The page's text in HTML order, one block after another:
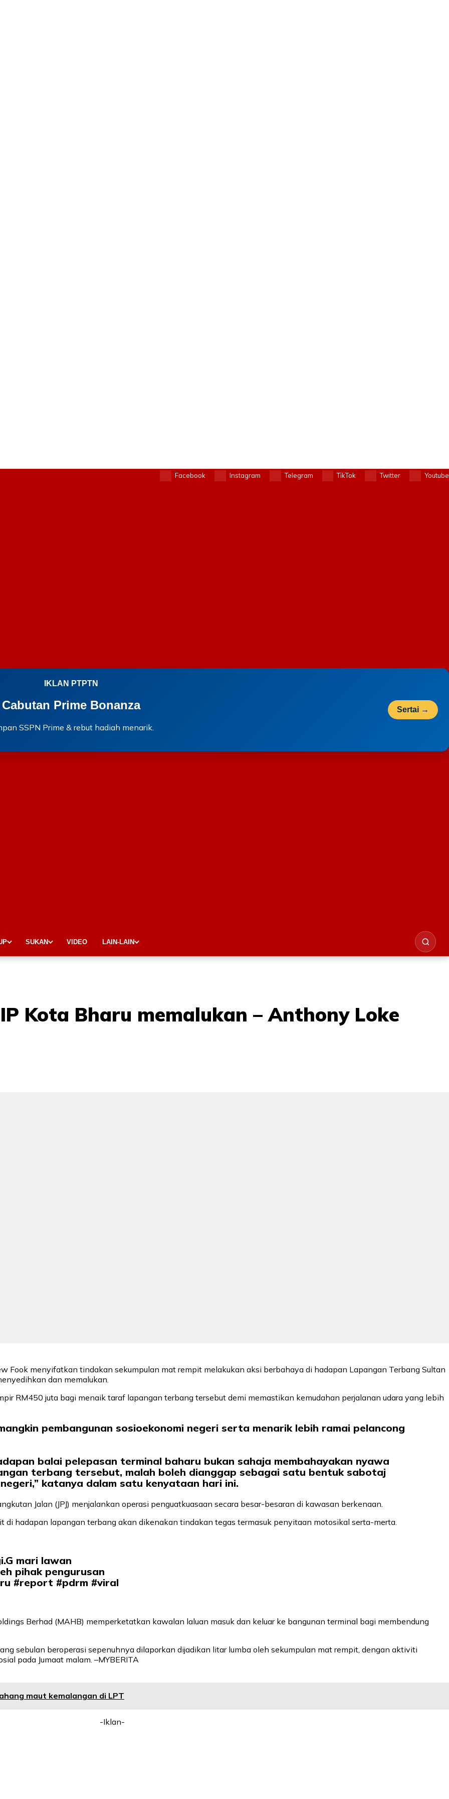
Facebook Instagram Telegram TikTok Twitter Youtube
IKLAN PTPTN
Cabutan Prime Bonanza
SSPN Prime & rebut hadiah menarik.
Sertai →
SUKAN VIDEO LAIN-LAIN
Kota Bharu memalukan – Anthony Loke
Fook menyifatkan tindakan sekumpulan mat rempit melakukan aksi berbahaya di hadapan Lapangan Terbang Sultan
dan memalukan.
RM450 juta bagi menaik taraf lapangan terbang tersebut demi memastikan kemudahan perjalanan udara yang lebih
pembangunan sosioekonomi negeri serta menarik lebih ramai pelancong
balai pelepasan terminal baharu bukan sahaja membahayakan nyawa
terbang tersebut, malah boleh dianggap sebagai satu bentuk sabotaj
katanya dalam satu kenyataan hari ini.
Jalan (JPJ) menjalankan operasi penguatkuasaan secara besar-besaran di kawasan berkenaan.
hadapan lapangan terbang akan dikenakan tindakan tegas termasuk penyitaan motosikal serta-merta.
mari lawan
pihak pengurusan
#report #pdrm #viral
Berhad (MAHB) memperketatkan kawalan laluan masuk dan keluar ke bangunan terminal bagi membendung
sebulan beroperasi sepenuhnya dilaporkan dijadikan litar lumba oleh sekumpulan mat rempit, dengan aktiviti
pada Jumaat malam. –MYBERITA
maut kemalangan di LPT
-Iklan-